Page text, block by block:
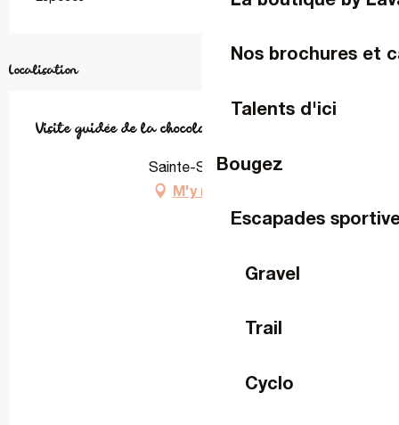
Nos brochures et
Talents d'ici
Bougez
Escapades
Gravel
Trail
Cyclo
Localisation
Visite guidée de la chocolaterie artisanale BIM
Sainte-Suzanne
M'y rendre